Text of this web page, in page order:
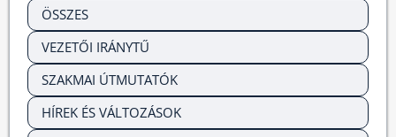
ÖSSZES
VEZETŐI IRÁNYTŰ
SZAKMAI ÚTMUTATÓK
HÍREK ÉS VÁLTOZÁSOK